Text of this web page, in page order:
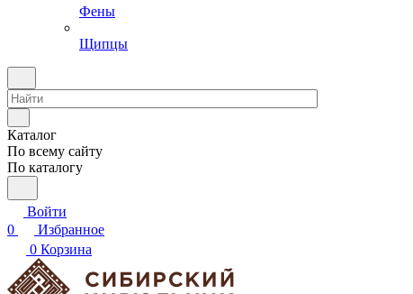
Фены
Щипцы
Каталог
По всему сайту
По каталогу
Войти
0
Избранное
0 Корзина